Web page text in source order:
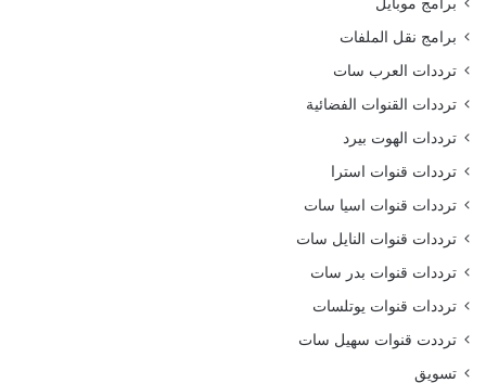
برامج نقل الملفات
ترددات العرب سات
ترددات القنوات الفضائية
ترددات الهوت بيرد
ترددات قنوات استرا
ترددات قنوات اسيا سات
ترددات قنوات النايل سات
ترددات قنوات بدر سات
ترددات قنوات يوتلسات
ترددت قنوات سهيل سات
تسويق